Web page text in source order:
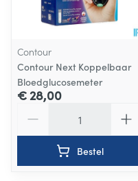
Contour
Contour Next Koppelbaar
Bloedglucosemeter
€ 28,00
Bestel